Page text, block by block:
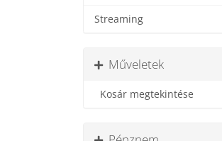
Streaming
Műveletek
Kosár megtekintése